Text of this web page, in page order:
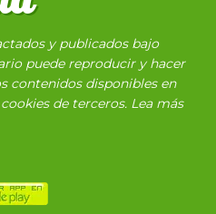
y publicados bajo
puede reproducir y hacer
contenidos disponibles en
de terceros. Lea más